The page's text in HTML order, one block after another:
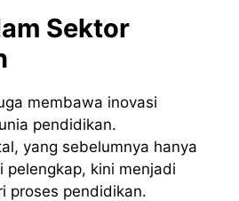
Sektor
membawa inovasi
pendidikan.
yang sebelumnya hanya
pelengkap, kini menjadi
proses pendidikan.